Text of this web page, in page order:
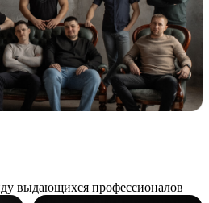
выдающихся профессионалов